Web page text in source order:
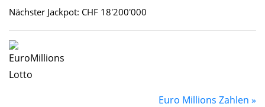
Nächster Jackpot: CHF 18'200'000
Euro Millions Zahlen »